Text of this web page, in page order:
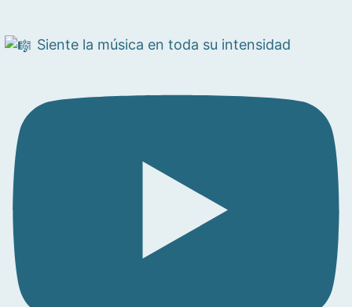
Siente la música en toda su intensidad